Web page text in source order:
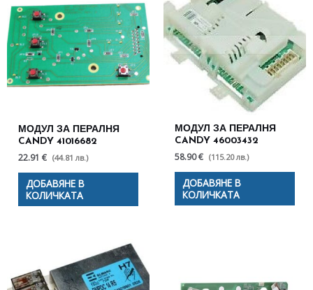
МОДУЛ ЗА ПЕРАЛНЯ
CANDY 41016682
22.91 € (44.81 лв.)
ДОБАВЯНЕ В
КОЛИЧКАТА
МОДУЛ ЗА ПЕРАЛНЯ
CANDY 46003432
58.90 € (115.20 лв.)
ДОБАВЯНЕ В
КОЛИЧКАТА